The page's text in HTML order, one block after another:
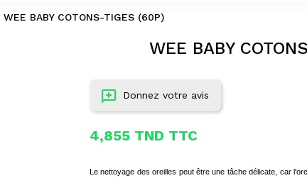
WEE BABY COTONS-TIGES (60P)
WEE BABY
Donnez votre avis
4,855 TND TTC
Le nettoyage des oreilles peut être une tâche délicate, car